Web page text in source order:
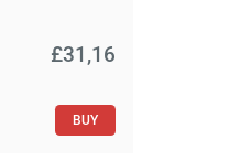
£‎31,16
BUY